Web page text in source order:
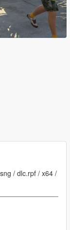
/ dlc.rpf / x64 /